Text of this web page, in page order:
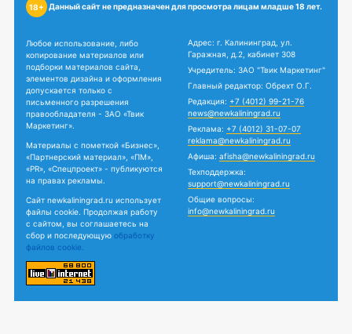
18+ Данный сайт не предназначен для просмотра лицам младше 18 лет.
Любое использование, либо
копирование материалов или
подборки материалов сайта,
элементов дизайна и оформления
допускается только с
письменного разрешения
правообладателя - ЗАО «Твик
Маркетинг».
Материалы с пометкой «Бизнес»,
«Партнерский материал», «ПМ»,
«PR», «Спецпроект» - публикуются
на правах рекламы.
Сайт newkaliningrad.ru использует
файлы cookie. Продолжая работу
с сайтом, вы соглашаетесь на
сбор и последующую обработку
файлов cookie.
Адрес: г. Калининград, ул.
Гаражная, д.2, кабинет 308
Учредитель: ЗАО "Твик Маркетинг"
Главный редактор: Обрехт О.Г.
Редакция: +7 (4012) 99-21-76
news@newkaliningrad.ru
Реклама: +7 (4012) 31-07-07
reklama@newkaliningrad.ru
Афиша: afisha@newkaliningrad.ru
Техподдержка:
support@newkaliningrad.ru
Общие вопросы:
info@newkaliningrad.ru